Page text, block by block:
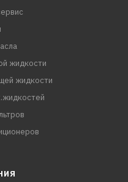
жидкости
жидкости